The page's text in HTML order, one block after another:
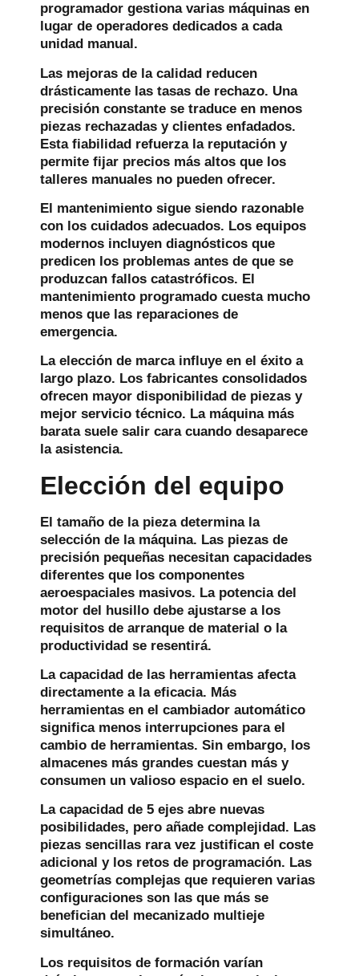
programador gestiona varias máquinas en
lugar de operadores dedicados a cada
unidad manual.
Las mejoras de la calidad reducen
drásticamente las tasas de rechazo. Una
precisión constante se traduce en menos
piezas rechazadas y clientes enfadados.
Esta fiabilidad refuerza la reputación y
permite fijar precios más altos que los
talleres manuales no pueden ofrecer.
El mantenimiento sigue siendo razonable
con los cuidados adecuados. Los equipos
modernos incluyen diagnósticos que
predicen los problemas antes de que se
produzcan fallos catastróficos. El
mantenimiento programado cuesta mucho
menos que las reparaciones de
emergencia.
La elección de marca influye en el éxito a
largo plazo. Los fabricantes consolidados
ofrecen mayor disponibilidad de piezas y
mejor servicio técnico. La máquina más
barata suele salir cara cuando desaparece
la asistencia.
Elección del equipo
El tamaño de la pieza determina la
selección de la máquina. Las piezas de
precisión pequeñas necesitan capacidades
diferentes que los componentes
aeroespaciales masivos. La potencia del
motor del husillo debe ajustarse a los
requisitos de arranque de material o la
productividad se resentirá.
La capacidad de las herramientas afecta
directamente a la eficacia. Más
herramientas en el cambiador automático
significa menos interrupciones para el
cambio de herramientas. Sin embargo, los
almacenes más grandes cuestan más y
consumen un valioso espacio en el suelo.
La capacidad de 5 ejes abre nuevas
posibilidades, pero añade complejidad. Las
piezas sencillas rara vez justifican el coste
adicional y los retos de programación. Las
geometrías complejas que requieren varias
configuraciones son las que más se
benefician del mecanizado multieje
simultáneo.
Los requisitos de formación varían